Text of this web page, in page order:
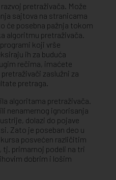
pretraživača. Može
sajtova na stranicama
će posebna pažnja tokom
algoritmu pretraživača.
koji vrše
ih za buduća
rečima, imaćete
zaslužni za
pretraga.
algoritama pretraživača.
nenamernog ignorisanja
dolazi do pojave
Zato je poseban deo u
posvećen različitim
, tj. primarnoj podeli na tri
dobrim i lošim